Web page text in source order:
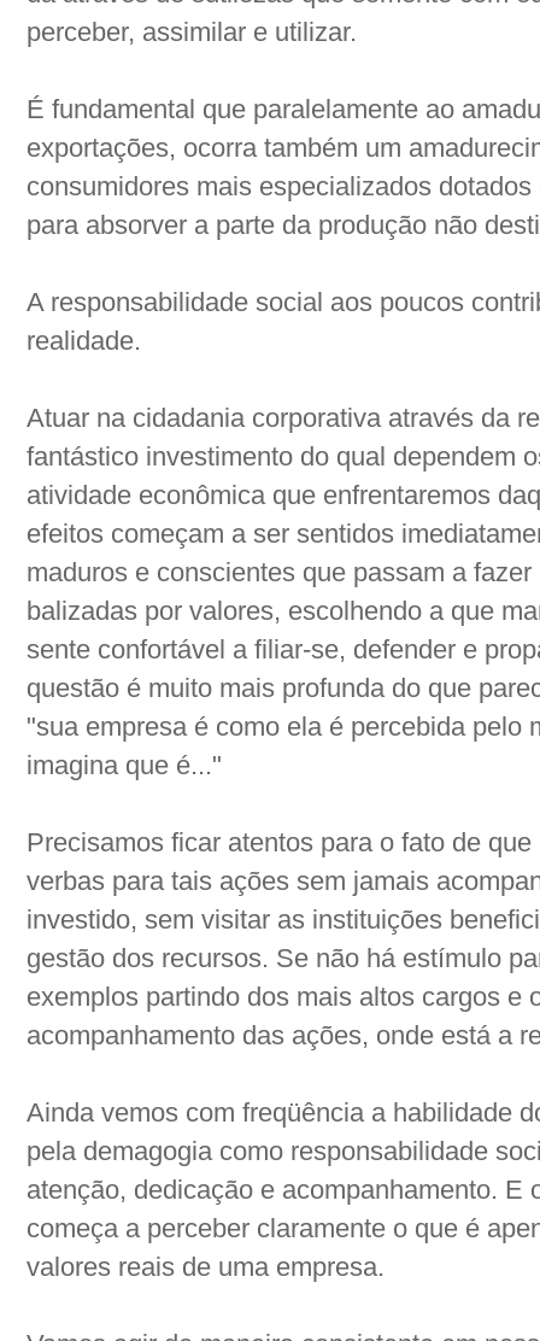
perceber, assimilar e utilizar.
É fundamental que paralelamente ao
exportações, ocorra também um
consumidores mais especializados
para absorver a parte da produção não
A responsabilidade social aos poucos
realidade.
Atuar na cidadania corporativa através da
fantástico investimento do qual dependem
atividade econômica que enfrentaremos
efeitos começam a ser sentidos
maduros e conscientes que passam a
balizadas por valores, escolhendo a que
sente confortável a filiar-se, defender e
questão é muito mais profunda do que
"sua empresa é como ela é percebida pelo
imagina que é..."
Precisamos ficar atentos para o fato de
verbas para tais ações sem jamais
investido, sem visitar as instituições
gestão dos recursos. Se não há estímulo
exemplos partindo dos mais altos cargos e
acompanhamento das ações, onde está a
Ainda vemos com freqüência a habilidade
pela demagogia como responsabilidade
atenção, dedicação e acompanhamento. E
começa a perceber claramente o que é
valores reais de uma empresa.